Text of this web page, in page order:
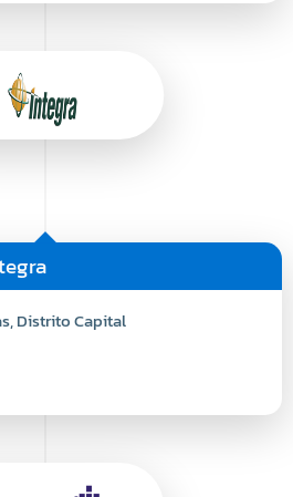
Distrito Capital